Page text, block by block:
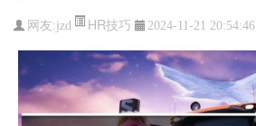
网友:jzd HR技巧 2024-11-21 20:54:46